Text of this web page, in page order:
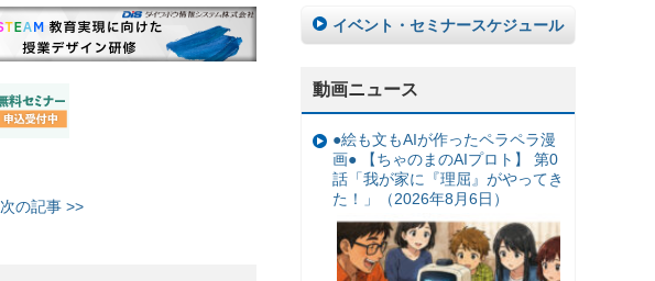
次の記事 >>
イベント・セミナースケジュール
動画ニュース
●絵も文もAIが作ったペラペラ漫
画● 【ちゃのまのAIプロト】 第0
話「我が家に『理屈』がやってき
た！」（2026年8月6日）